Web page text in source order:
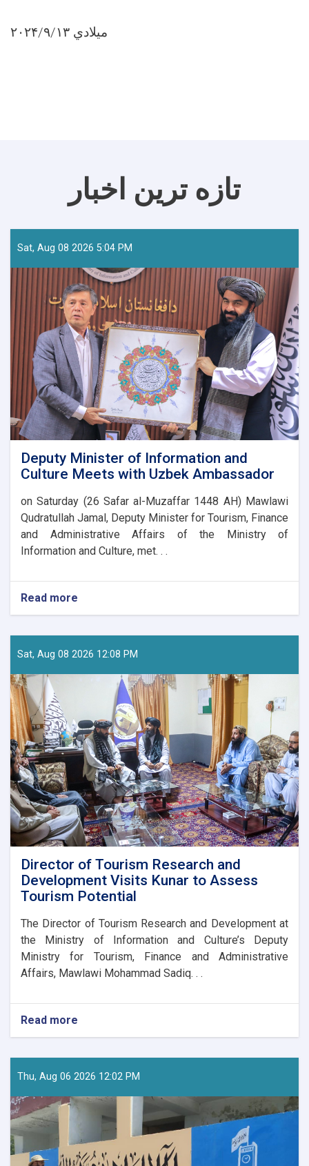
۲۰۲۴/۹/۱۳ ميلادي
تازه ترین اخبار
Sat, Aug 08 2026 5:04 PM
Deputy Minister of Information and
Culture Meets with Uzbek Ambassador
on Saturday (26 Safar al-Muzaffar 1448 AH) Mawlawi
Qudratullah Jamal, Deputy Minister for Tourism, Finance
and Administrative Affairs of the Ministry of
Information and Culture, met. . .
Read more
Deputy
of
Information
Uzbek
Ambassador
Sat, Aug 08 2026 12:08 PM
Director of Tourism Research and
Development Visits Kunar to Assess
Tourism Potential
The Director of Tourism Research and Development at
the Ministry of Information and Culture’s Deputy
Ministry for Tourism, Finance and Administrative
Affairs, Mawlawi Mohammad Sadiq. . .
Read more
Director
Tourism
Research
Development
Visits
to
Assess
Thu, Aug 06 2026 12:02 PM